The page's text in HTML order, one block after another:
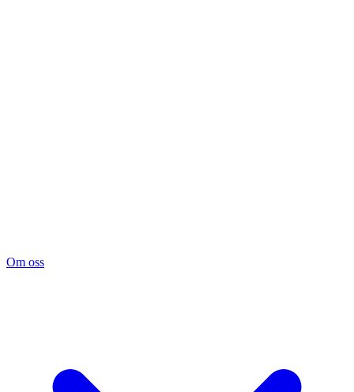
Om oss